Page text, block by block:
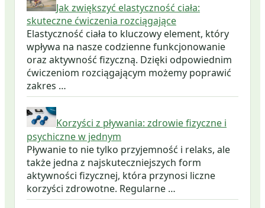
Jak zwiększyć elastyczność ciała:
skuteczne ćwiczenia rozciągające
Elastyczność ciała to kluczowy element, który
wpływa na nasze codzienne funkcjonowanie
oraz aktywność fizyczną. Dzięki odpowiednim
ćwiczeniom rozciągającym możemy poprawić
zakres …
Korzyści z pływania: zdrowie fizyczne i
psychiczne w jednym
Pływanie to nie tylko przyjemność i relaks, ale
także jedna z najskuteczniejszych form
aktywności fizycznej, która przynosi liczne
korzyści zdrowotne. Regularne …